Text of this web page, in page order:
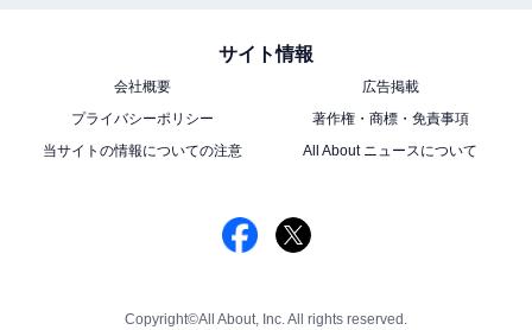
サイト情報
会社概要
広告掲載
プライバシーポリシー
著作権・商標・免責事項
当サイトの情報についての注意
All About ニュースについて
Copyright©All About, Inc. All rights reserved.